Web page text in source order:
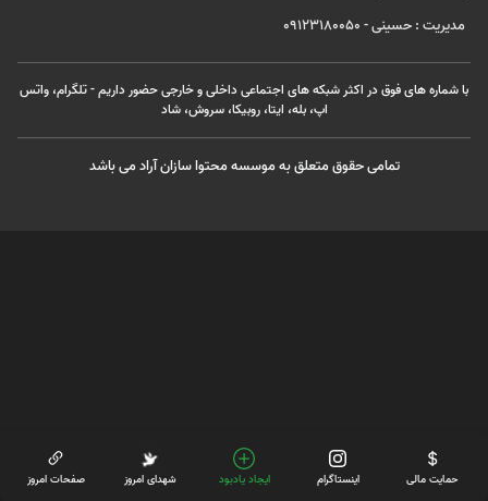
مدیریت : حسینی - 09123180050
با شماره های فوق در اکثر شبکه های اجتماعی داخلی و خارجی حضور داریم - تلگرام، واتس
اپ، بله، ایتا، روبیکا، سروش، شاد
تمامی حقوق متعلق به موسسه محتوا سازان آراد می باشد
حمایت مالی اینستاگرام ایجاد یادبود شهدای امروز صفحات امروز